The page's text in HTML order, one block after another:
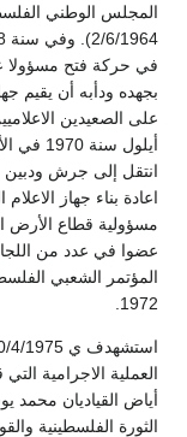
في حركة فتح مسؤولا
بجهده ودأبه أن يقيم
على الصعيدين
أيلول
انتقل إلى جرش
اعادة بناء جهاز
مسؤولية قطاع الأرض
عضوا في عدد من اللجان
المؤتمر الشعبي
1972.
العملية الاجرامية
أياض القياديان
الثورة الفلسطينية